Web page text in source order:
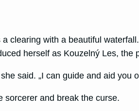
clearing with a beautiful
herself as Kouzelný Les, the
said. „I can guide and aid you
sorcerer and break the curse.